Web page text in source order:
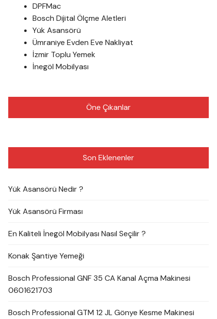
DPFMac
Bosch Dijital Ölçme Aletleri
Yük Asansörü
Ümraniye Evden Eve Nakliyat
İzmir Toplu Yemek
İnegöl Mobilyası
Öne Çıkanlar
Son Eklenenler
Yük Asansörü Nedir ?
Yük Asansörü Firması
En Kaliteli İnegöl Mobilyası Nasıl Seçilir ?
Konak Şantiye Yemeği
Bosch Professional GNF 35 CA Kanal Açma Makinesi
0601621703
Bosch Professional GTM 12 JL Gönye Kesme Makinesi